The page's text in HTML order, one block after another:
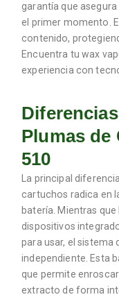
garantía que
el primer momento.
contenido,
Encuentra tu wax
experiencia con
Plumas de
510
La principal
cartuchos radica en
batería. Mientras
dispositivos
para usar, el sistema
independiente. Esta
que permite
extracto de forma